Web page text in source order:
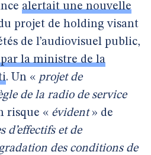
alertait une nouvelle
projet de holding visant
de l’audiovisuel public,
la ministre de la
. Un « projet de
de la radio de service
risque « évident» de
d’effectifs et de
des conditions de